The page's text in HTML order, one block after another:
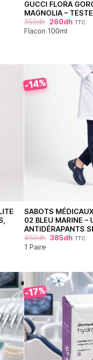
GUCCI FLORA
MAGNOLIA –
350dh 260dh TTC
Flacon 100ml
-14%
SABOTS
02 BLEU MARINE –
ANTIDÉRAPANTS
450dh 385dh TTC
1 Paire
-17%